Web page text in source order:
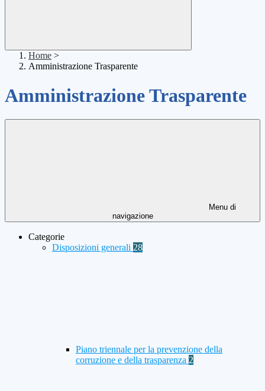
Home >
Amministrazione Trasparente
Amministrazione Trasparente
Menu di
navigazione
Categorie
Disposizioni generali 28
Piano triennale per la prevenzione della
corruzione e della trasparenza 2